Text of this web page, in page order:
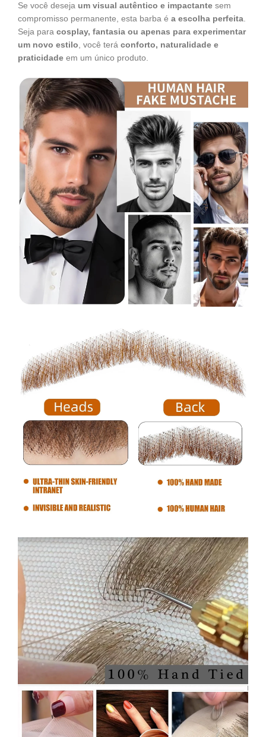
Se você deseja um visual autêntico e impactante sem
compromisso permanente, esta barba é a escolha perfeita.
Seja para cosplay, fantasia ou apenas para experimentar
um novo estilo, você terá conforto, naturalidade e
praticidade em um único produto.